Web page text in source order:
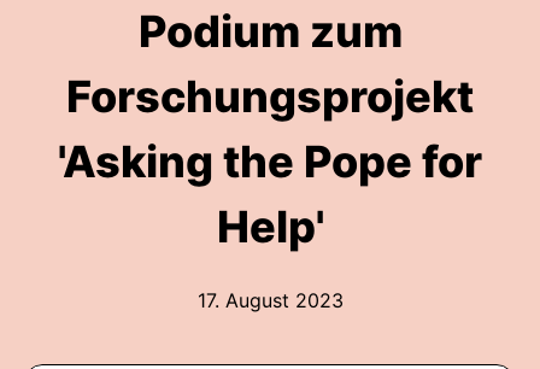
Podium zum
Forschungsprojekt
'Asking the Pope for
Help'
17. August 2023